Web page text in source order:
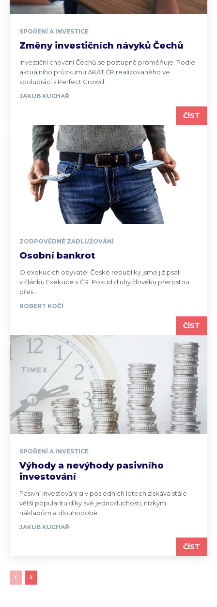
SPOŘENÍ A INVESTICE
Změny investičních návyků Čechů
Investiční chování Čechů se postupně proměňuje. Podle
aktuálního průzkumu AKAT ČR realizovaného ve
spolupráci s Perfect Crowd...
JAKUB KUCHAŘ
ČÍST
ZODPOVĚDNÉ ZADLUŽOVÁNÍ
Osobní bankrot
O exekucích obyvatel České republiky jsme již psali
v článku Exekuce v ČR. Pokud dluhy člověku přerostou
přes...
ROBERT KOČÍ
ČÍST
SPOŘENÍ A INVESTICE
Výhody a nevýhody pasivního
investování
Pasivní investování si v posledních letech získává stále
větší popularitu díky své jednoduchosti, nízkým
nákladům a dlouhodobě...
JAKUB KUCHAŘ
ČÍST